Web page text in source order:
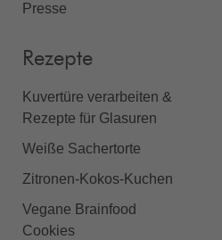
Presse
Rezepte
Kuvertüre verarbeiten &
Rezepte für Glasuren
Weiße Sachertorte
Zitronen-Kokos-Kuchen
Vegane Brainfood
Cookies